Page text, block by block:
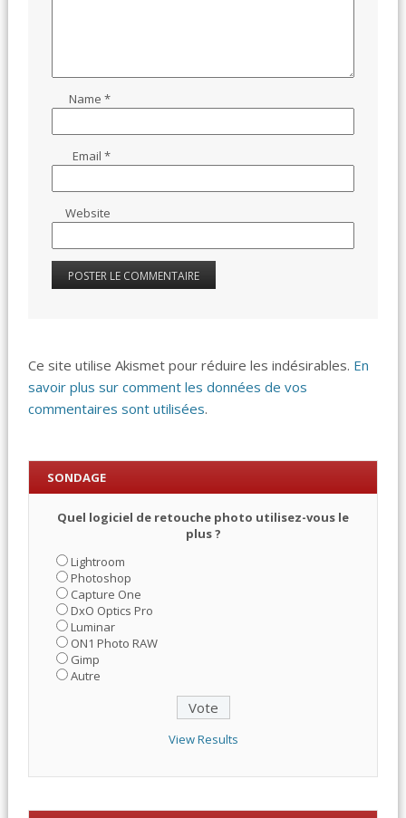
Name*
Email*
Website
Ce site utilise Akismet pour réduire les indésirables. En
savoir plus sur comment les données de vos
commentaires sont utilisées.
SONDAGE
Quel logiciel de retouche photo utilisez-vous le
plus ?
Lightroom
Photoshop
Capture One
DxO Optics Pro
Luminar
ON1 Photo RAW
Gimp
Autre
View Results